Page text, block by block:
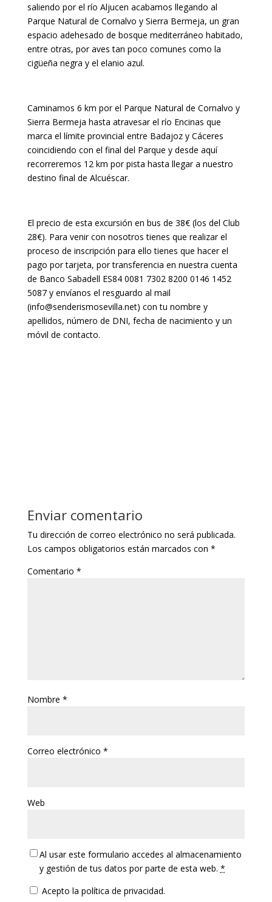
saliendo por el río Aljucen acabamos llegando al
Parque Natural de Cornalvo y Sierra Bermeja, un gran
espacio adehesado de bosque mediterráneo habitado,
entre otras, por aves tan poco comunes como la
cigüeña negra y el elanio azul.
Caminamos 6 km por el Parque Natural de Cornalvo y
Sierra Bermeja hasta atravesar el río Encinas que
marca el límite provincial entre Badajoz y Cáceres
coincidiendo con el final del Parque y desde aquí
recorreremos 12 km por pista hasta llegar a nuestro
destino final de Alcuéscar.
El precio de esta excursión en bus de 38€ (los del Club
28€). Para venir con nosotros tienes que realizar el
proceso de inscripción para ello tienes que hacer el
pago por tarjeta, por transferencia en nuestra cuenta
de Banco Sabadell ES84 0081 7302 8200 0146 1452
5087 y envíanos el resguardo al mail
(info@senderismosevilla.net) con tu nombre y
apellidos, número de DNI, fecha de nacimiento y un
móvil de contacto.
Enviar comentario
Tu dirección de correo electrónico no será publicada.
Los campos obligatorios están marcados con *
Comentario *
Nombre *
Correo electrónico *
Web
Al usar este formulario accedes al almacenamiento
y gestión de tus datos por parte de esta web. *
Acepto la política de privacidad.